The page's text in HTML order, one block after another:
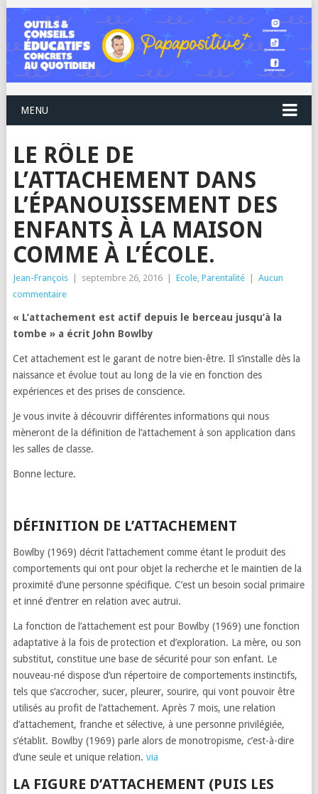
MENU
LE RÔLE DE
L’ATTACHEMENT DANS
L’ÉPANOUISSEMENT DES
ENFANTS À LA MAISON
COMME À L’ÉCOLE.
Jean-François septembre 26, 2016 Ecole, Parentalité
Aucun
commentaire
« L’attachement est actif depuis le berceau jusqu’à la
tombe » a écrit John Bowlby
Cet attachement est le garant de notre bien-être. Il s’installe dès la
naissance et évolue tout au long de la vie en fonction des
expériences et des prises de conscience.
Je vous invite à découvrir différentes informations qui nous
mèneront de la définition de l’attachement à son application dans
les salles de classe.
Bonne lecture.
DÉFINITION DE L’ATTACHEMENT
Bowlby (1969) décrit l’attachement comme étant le produit des
comportements qui ont pour objet la recherche et le maintien de la
proximité d’une personne spécifique. C’est un besoin social primaire
et inné d’entrer en relation avec autrui.
La fonction de l’attachement est pour Bowlby (1969) une fonction
adaptative à la fois de protection et d’exploration. La mère, ou son
substitut, constitue une base de sécurité pour son enfant. Le
nouveau-né dispose d’un répertoire de comportements instinctifs,
tels que s’accrocher, sucer, pleurer, sourire, qui vont pouvoir être
utilisés au profit de l’attachement. Après 7 mois, une relation
d’attachement, franche et sélective, à une personne privilégiée,
s’établit. Bowlby (1969) parle alors de monotropisme, c’est-à-dire
d’une seule et unique relation. via
LA FIGURE D’ATTACHEMENT (PUIS LES